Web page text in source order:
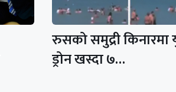
रुसको समुद्री किनारमा
ड्रोन खस्दा ७…